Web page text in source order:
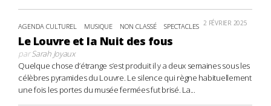
AGENDA CULTUREL MUSIQUE NON CLASSÉ SPECTACLES 2 FÉVRIER 2025
Le Louvre et la Nuit des fous
parSarah Joyaux
Quelque chose d’étrange s’est produit il y a deux semaines sous les
célèbres pyramides du Louvre. Le silence qui règne habituellement
une fois les portes du musée fermées fut brisé. La...